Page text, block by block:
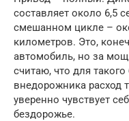
составляет около 6,5
смешанном цикле –
километров. Это,
автомобиль, но за
считаю, что для
внедорожника
уверенно чувствует
бездорожье.